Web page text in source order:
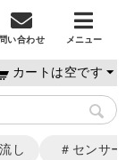
問い合わせ メニュー
カートは空です
し ＃センサ